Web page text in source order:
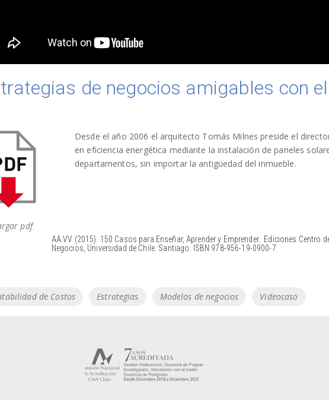
de negocios amigables con
pdf
Desde el año 2006 el arquitecto Tomás Milnes preside el
en eficiencia energética mediante la instalación de paneles
departamentos, sin importar la antigüedad del inmueble.
AA.VV (2015). 150 Casos para Enseñar, Aprender y Emprender. Ediciones Centro
Negocios, Universidad de Chile. Santiago. ISBN 978-956-19-0900-7
de Costos Estrategias Modelos de negocios Videocaso